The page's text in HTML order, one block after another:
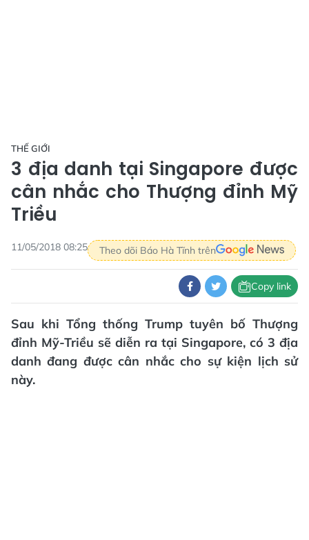
THẾ GIỚI
3 địa danh tại Singapore được
cân nhắc cho Thượng đỉnh Mỹ
Triều
11/05/2018 08:25 Theo dõi Báo Hà Tĩnh trên
Copy link
Sau khi Tổng thống Trump tuyên bố Thượng
đỉnh Mỹ-Triều sẽ diễn ra tại Singapore, có 3 địa
danh đang được cân nhắc cho sự kiện lịch sử
này.